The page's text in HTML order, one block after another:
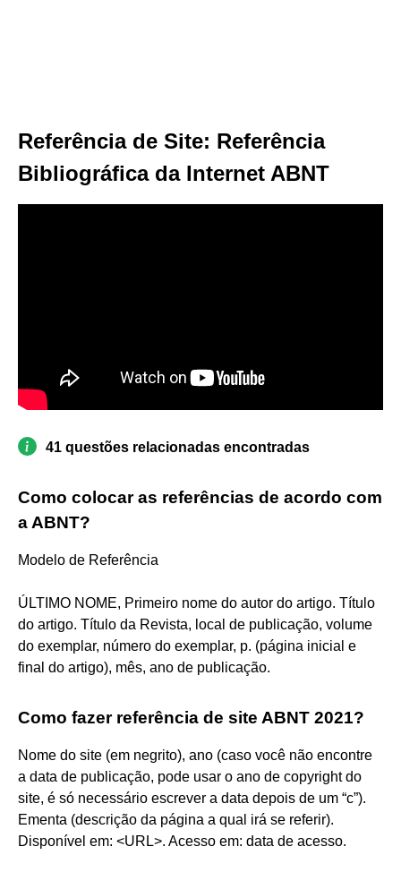
Referência de Site: Referência
Bibliográfica da Internet ABNT
41 questões relacionadas encontradas
Como colocar as referências de acordo com
a ABNT?
Modelo de Referência
ÚLTIMO NOME, Primeiro nome do autor do artigo. Título
do artigo. Título da Revista, local de publicação, volume
do exemplar, número do exemplar, p. (página inicial e
final do artigo), mês, ano de publicação.
Como fazer referência de site ABNT 2021?
Nome do site (em negrito), ano (caso você não encontre
a data de publicação, pode usar o ano de copyright do
site, é só necessário escrever a data depois de um “c”).
Ementa (descrição da página a qual irá se referir).
Disponível em: <URL>. Acesso em: data de acesso.